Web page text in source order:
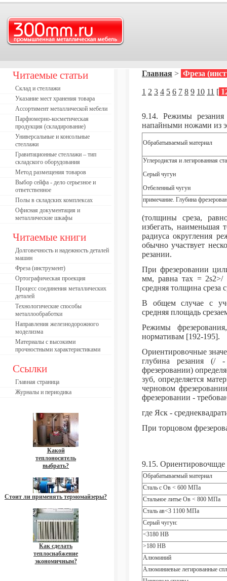
Читаемые статьи
Склад и стеллажи
Указание мест хранения товара
Ассортимент металлической мебели
Парфюмерно-косметическая
продукция (складирование)
Универсальные и консольные
стеллажи
Гравитационные стеллажи – тип
складского оборудования
Метод размещения товаров
Выбор сейфа - дело серьезное и
ответственное
Полы в складских комплексах
Офисная документация и
металлические шкафы
Читаемые книги
Долговечность и надежность деталей
машин
Фреза (инструмент)
Ортографическая проекция
Процесс соединения металлических
деталей
Технологические способы
металлообработки
Направления железнодорожного
моделизма
Материалы с высокими
прочностными характеристиками
Ссылки
Главная страница
Журналы и периодика
Какой
теплоноситель
выбрать?
Стоит ли применять термомайзеры?
Как сделать
теплоснабжение
экономичным?
Главная > Фреза
1 2 3 4 5 6 7 8 9 10 11 [
9.14. Режимы
напайными ножами из
Обрабатываемый материал
Углеродистая и легированная
Серый чугун
Отбеленный чугун
примечание. Глубина
(толщины среза,
избегать, наименьшая
радиуса округления
обычно участвует
резании.
При фрезеровании
мм, равна тах =
средняя толщина среза
В общем случае с
средняя площадь
Режимы
нормативам [192-195].
Ориентировочные
глубина резания (/
фрезеровании)
зуб, определяется
черновом
фрезеровании -
где Яск -
При торцовом
9.15.
Обрабатываемый материал
Сталь с Ов < 600 МПа
Стальное литье Ов < 800 МПа
Сталь ав<3 1100 МПа
Серый чугун:
<3180 НВ
>180 НВ
Алюминий
Алюминиевые легированные